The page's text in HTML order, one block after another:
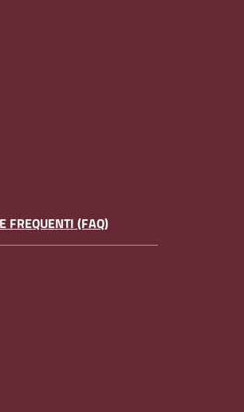
FREQUENTI (FAQ)